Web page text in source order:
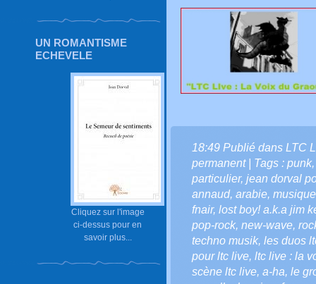
UN ROMANTISME
ECHEVELE
Cliquez sur l'image
ci-dessus pour en
savoir plus...
18:49 Publié dans LTC
permanent| Tags : punk
particulier, jean dorval
annaud, arabie,
fnair, lost boy! a.k.a jim
pop-rock, new-wave,
techno musik, les duos
pour ltc live, ltc live : la
scène ltc live, a-ha, le